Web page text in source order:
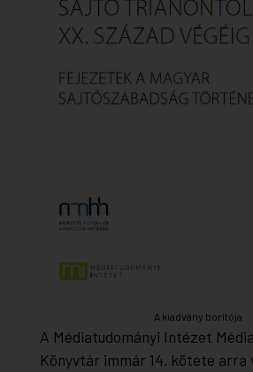
A kiadvány borítója
A Médiatudományi Intézet
Könyvtár immár 14. kötete arra